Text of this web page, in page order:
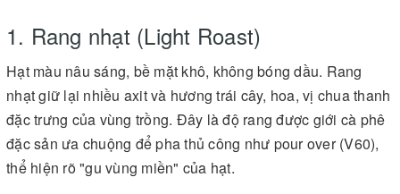
1. Rang nhạt (Light Roast)
Hạt màu nâu sáng, bề mặt khô, không bóng dầu. Rang
nhạt giữ lại nhiều axit và hương trái cây, hoa, vị chua thanh
đặc trưng của vùng trồng. Đây là độ rang được giới cà phê
đặc sản ưa chuộng để pha thủ công như pour over (V60),
thể hiện rõ "gu vùng miền" của hạt.